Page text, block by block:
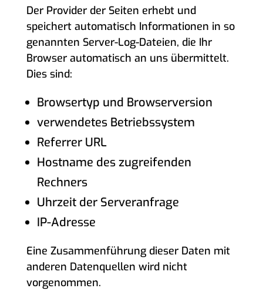
Der Provider der Seiten erhebt und
speichert automatisch Informationen in so
genannten Server-Log-Dateien, die Ihr
Browser automatisch an uns übermittelt.
Dies sind:
Browsertyp und Browserversion
verwendetes Betriebssystem
Referrer URL
Hostname des zugreifenden
Rechners
Uhrzeit der Serveranfrage
IP-Adresse
Eine Zusammenführung dieser Daten mit
anderen Datenquellen wird nicht
vorgenommen.